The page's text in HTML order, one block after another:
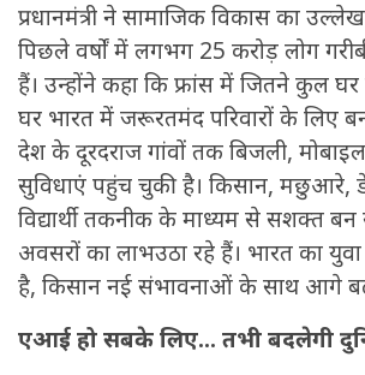
प्रधानमंत्री ने सामाजिक विकास का
पिछले वर्षों में लगभग 25 करोड़ लोग
हैं। उन्होंने कहा कि फ्रांस में जितने कुल
घर भारत में जरूरतमंद परिवारों के लिए
देश के दूरदराज गांवों तक बिजली,
सुविधाएं पहुंच चुकी है। किसान, मछुआरे,
विद्यार्थी तकनीक के माध्यम से सशक्त
अवसरों का लाभउठा रहे हैं। भारत का
है, किसान नई संभावनाओं के साथ आगे बढ़
एआई हो सबके लिए... तभी बदलेगी